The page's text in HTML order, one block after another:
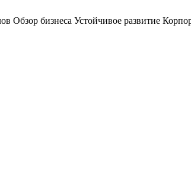
Обзор бизнеса Устойчивое развитие